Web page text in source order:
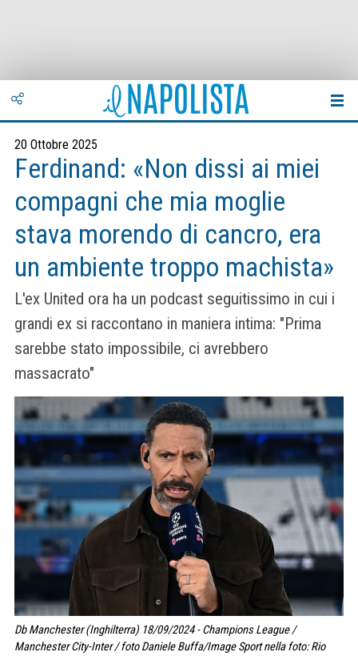
20 Ottobre 2025
Ferdinand: «Non dissi ai miei
compagni che mia moglie
stava morendo di cancro, era
un ambiente troppo machista»
L'ex United ora ha un podcast seguitissimo in cui i
grandi ex si raccontano in maniera intima: "Prima
sarebbe stato impossibile, ci avrebbero
massacrato"
Db Manchester (Inghilterra) 18/09/2024 - Champions League /
Manchester City-Inter / foto Daniele Buffa/Image Sport nella foto: Rio